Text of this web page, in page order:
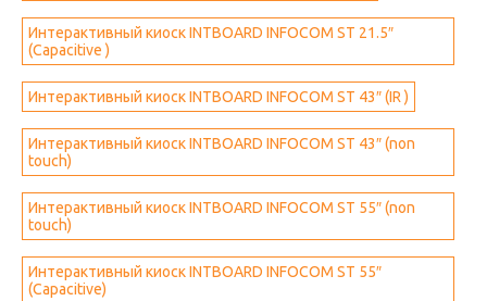
Интерактивный киоск INTBOARD INFOCOM ST 21.5″
(Capacitive )
Интерактивный киоск INTBOARD INFOCOM ST 43″ (IR )
Интерактивный киоск INTBOARD INFOCOM ST 43″ (non
touch)
Интерактивный киоск INTBOARD INFOCOM ST 55″ (non
touch)
Интерактивный киоск INTBOARD INFOCOM ST 55″
(Capacitive)